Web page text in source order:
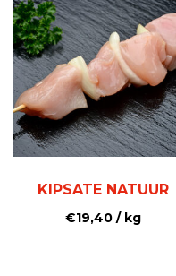
KIPSATE NATUUR
€19,40/ kg